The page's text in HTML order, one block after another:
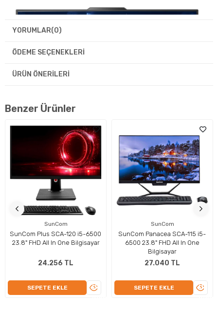
Verimli Çalışma Ortamı: Kablosuz Konfor ve
Hızlı Bağlantı İle Donatılmış Hepsi Bir Arada
Bilgisayar
Lenovo hepsi bir arada masaüstü bilgisayar, ekran paylaşım
özellikli portları ile modern çevre birimlerinizi kolayca
sistem, iş akışınızı hızlandırır. Gri renkli şık tasarımı ile hem
evde hem de ofiste mükemmel bir uyum sağlar. Wi-Fi +
YORUMLAR(0)
ÖDEME SEÇENEKLERI
ÜRÜN ÖNERILERI
Benzer Ürünler
SunCom
SunCom Plus SCA-120 i5-6500
23.8" FHD All In One Bilgisayar
24.256 TL
SEPETE EKLE
ÜRÜNÜ
SunCom
SunCom Panacea SCA-115 i5-
6500 23.8" FHD All In One
Bilgisayar
27.040 TL
SEPETE EKLE